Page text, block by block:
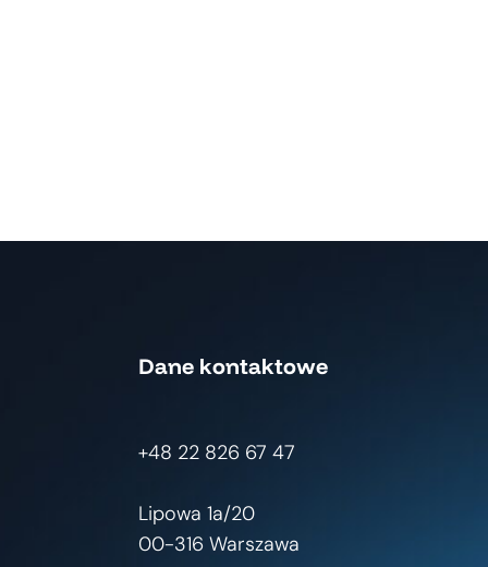
Dane kontaktowe
+48 22 826 67 47
Lipowa 1a/20
00-316 Warszawa